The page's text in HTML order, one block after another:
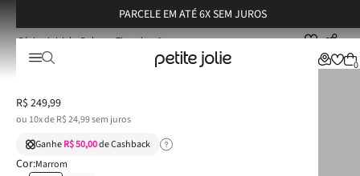
PARCELE EM ATÉ 6X SEM JUROS
0
Bolsas Tiracolo Bolsa Petite Jolie Mini Paris Chocolate PJ11422
Bolsa Petite Jolie Mini Paris Chocolate PJ11422
R$ 249,99
ou 10x deR$24,99sem juros
GanheR$ 50,00de Cashback
Cor:Marrom